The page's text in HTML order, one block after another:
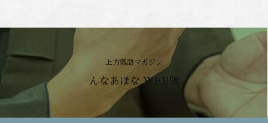
上方落語マガジン
んなあほな WEB版